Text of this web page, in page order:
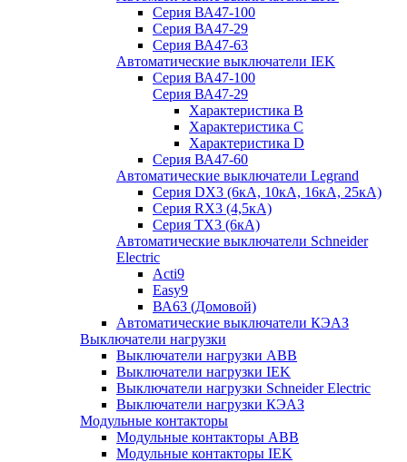
Серия ВА47-100
Серия ВА47-29
Серия ВА47-63
Автоматические выключатели IEK
Серия ВА47-100
Серия ВА47-29
Характеристика B
Характеристика C
Характеристика D
Серия ВА47-60
Автоматические выключатели Legrand
Серия DX3 (6кА, 10кА, 16кА, 25кА)
Серия RX3 (4,5кА)
Серия TX3 (6кА)
Автоматические выключатели Schneider
Electric
Acti9
Easy9
ВА63 (Домовой)
Автоматические выключатели КЭАЗ
Выключатели нагрузки
Выключатели нагрузки ABB
Выключатели нагрузки IEK
Выключатели нагрузки Schneider Electric
Выключатели нагрузки КЭАЗ
Модульные контакторы
Модульные контакторы ABB
Модульные контакторы IEK